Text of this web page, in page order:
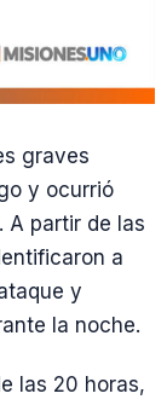
graves
y ocurrió
A partir de las
a
y
la noche.
las 20 horas,